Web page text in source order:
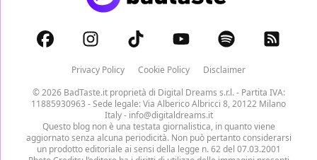
Privacy Policy Cookie Policy
Disclaimer
© 2026 BadTaste.it proprietà di Digital Dreams s.r.l.- Partita IVA:
11885930963 - Sede legale: Via Alberico Albricci 8, 20122 Milano
Italy - info@digitaldreams.it
Questo blog non è una testata giornalistica, in quanto viene
aggiornato senza alcuna periodicità. Non può pertanto considerarsi
un prodotto editoriale ai sensi della legge n. 62 del 07.03.2001